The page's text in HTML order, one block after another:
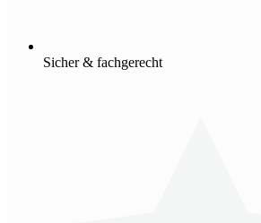
Sicher & fachgerecht